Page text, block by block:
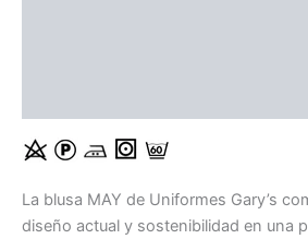
La blusa MAY de Uniformes Gary’s
diseño actual y sostenibilidad en una